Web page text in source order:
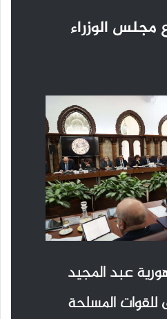
مجلس الوزراء
عبد المجيد
للقوات المسلحة